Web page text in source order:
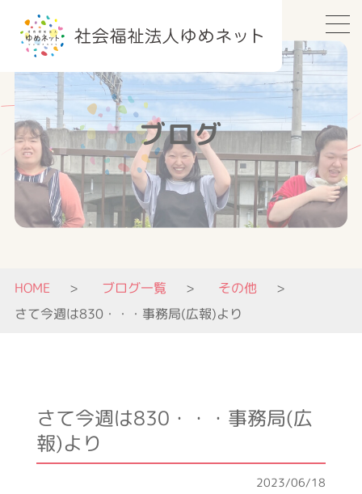
ブログ
HOME ブログ一覧
その他
さて今週は830・・・事務局(広報)より
さて今週は830・・・事務局(広
報)より
2023/06/18